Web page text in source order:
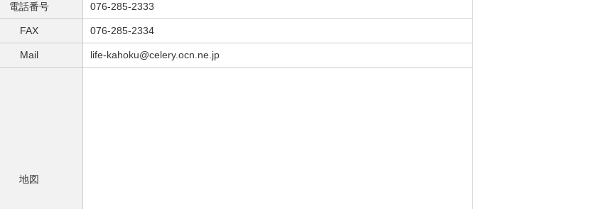
電話番号 076-285-2333
FAX 076-285-2334
Mail life-kahoku@celery.ocn.ne.jp
地図